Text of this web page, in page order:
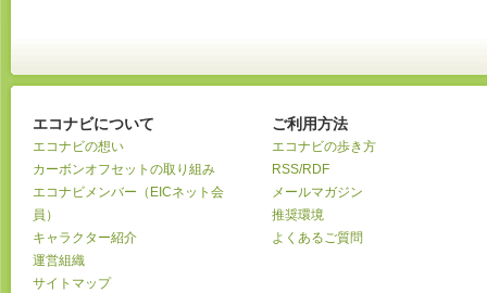
エコナビについて
エコナビの想い
カーボンオフセットの取り組み
エコナビメンバー（EICネット会
員）
キャラクター紹介
運営組織
サイトマップ
ご利用方法
エコナビの歩き方
RSS/RDF
メールマガジン
推奨環境
よくあるご質問